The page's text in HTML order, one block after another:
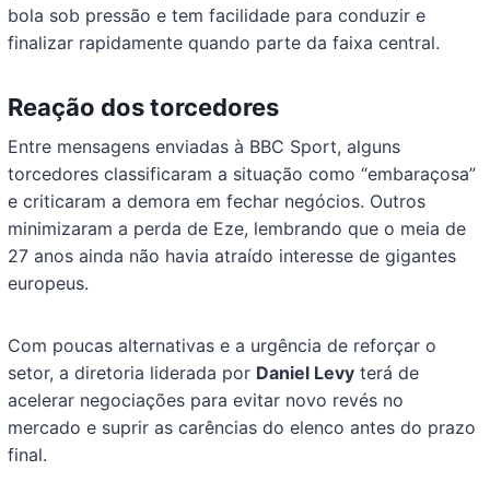
bola sob pressão e tem facilidade para conduzir e
finalizar rapidamente quando parte da faixa central.
Reação dos torcedores
Entre mensagens enviadas à BBC Sport, alguns
torcedores classificaram a situação como “embaraçosa”
e criticaram a demora em fechar negócios. Outros
minimizaram a perda de Eze, lembrando que o meia de
27 anos ainda não havia atraído interesse de gigantes
europeus.
Com poucas alternativas e a urgência de reforçar o
setor, a diretoria liderada por Daniel Levy terá de
acelerar negociações para evitar novo revés no
mercado e suprir as carências do elenco antes do prazo
final.